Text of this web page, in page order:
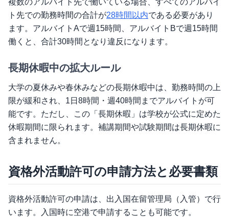
複数のアルバイト先で働いている場合、すべてのアルバイ
ト先での勤務時間の合計が28時間以内である必要があり
ます。アルバイトAで週15時間、アルバイトBで週15時間
働くと、合計30時間となり違反になります。
長期休暇中の拡大ルール
大学の夏休みや春休みなどの長期休暇中は、勤務時間の上
限が緩和され、1日8時間・週40時間までアルバイトが可
能です。ただし、この「長期休暇」は学校が公式に定めた
休暇期間に限られます。補講期間や試験期間は長期休暇に
含まれません。
資格外活動許可の申請方法と必要書類
資格外活動許可の申請は、出入国在留管理局（入管）で行
います。入国時に空港で申請することも可能です。